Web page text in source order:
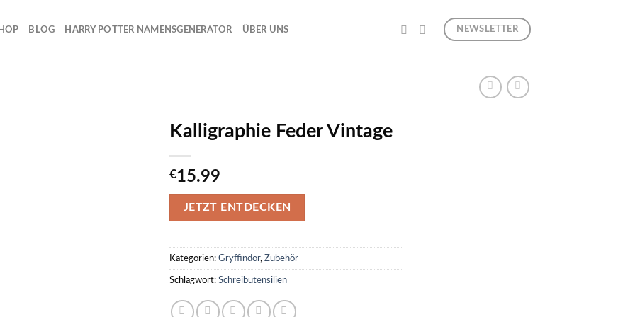
BLOG HARRY POTTER NAMENSGENERATOR ÜBER UNS NEWSLETTER
Kalligraphie Feder Vintage
€15.99
JETZT ENTDECKEN
Kategorien: Gryffindor, Zubehör
Schlagwort: Schreibutensilien